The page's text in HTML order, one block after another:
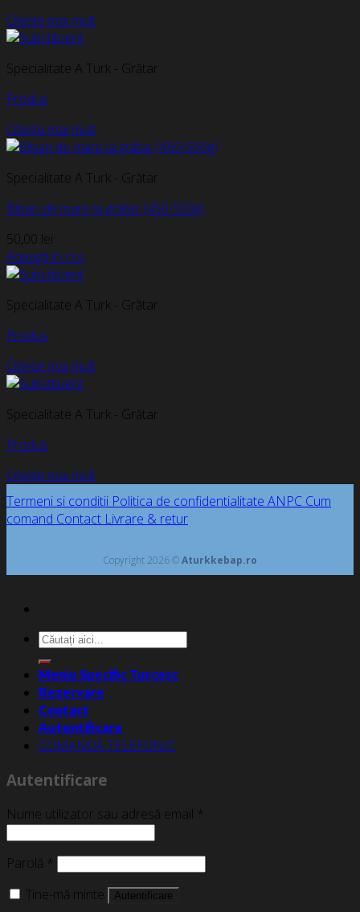
Citește mai mult
Specialitate A Turk - Grătar
Produs
Citește mai mult
Specialitate A Turk - Grătar
Biban de mare la grătar (450-550g)
50,00 lei
Adaugă în coș
Specialitate A Turk - Grătar
Produs
Citește mai mult
Specialitate A Turk - Grătar
Produs
Citește mai mult
Termeni si conditii Politica de confidentialitate ANPC Cum
comand Contact Livrare & retur
Copyright 2026 ©Aturkkebap.ro
Caută
după:
Meniu Specific Turcesc
Rezervare
Contact
Autentificare
COMANDĂ TELEFONIC
Autentificare
Nume utilizator sau adresă email *
Parolă *
Ține-mă minte
Autentificare